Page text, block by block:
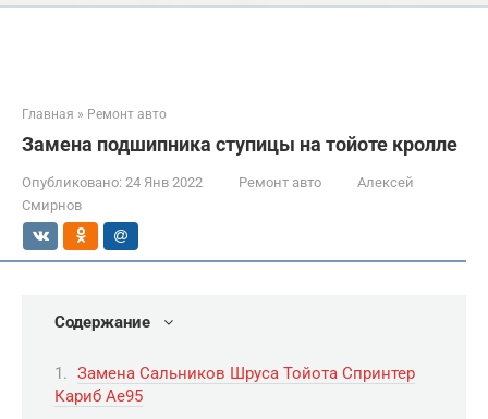
Главная » Ремонт авто
Замена подшипника ступицы на тойоте кролле
Опубликовано: 24 Янв 2022 Ремонт авто
Алексей
Смирнов
Содержание
Замена Сальников Шруса Тойота Спринтер
Кариб Ае95